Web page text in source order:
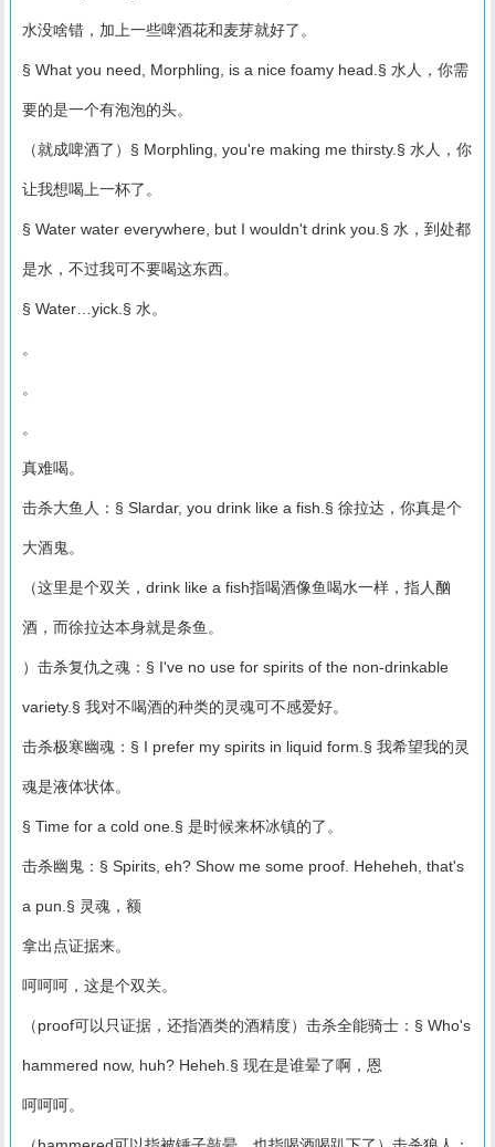
水没啥错，加上一些啤酒花和麦芽就好了。
§ What you need, Morphling, is a nice foamy head.§ 水人，你需
要的是一个有泡泡的头。
（就成啤酒了）§ Morphling, you're making me thirsty.§ 水人，你
让我想喝上一杯了。
§ Water water everywhere, but I wouldn't drink you.§ 水，到处都
是水，不过我可不要喝这东西。
§ Water…yick.§ 水。
。
。
。
真难喝。
击杀大鱼人：§ Slardar, you drink like a fish.§ 徐拉达，你真是个
大酒鬼。
（这里是个双关，drink like a fish指喝酒像鱼喝水一样，指人酗
酒，而徐拉达本身就是条鱼。
）击杀复仇之魂：§ I've no use for spirits of the non-drinkable
variety.§ 我对不喝酒的种类的灵魂可不感爱好。
击杀极寒幽魂：§ I prefer my spirits in liquid form.§ 我希望我的灵
魂是液体状体。
§ Time for a cold one.§ 是时候来杯冰镇的了。
击杀幽鬼：§ Spirits, eh? Show me some proof. Heheheh, that's
a pun.§ 灵魂，额
拿出点证据来。
呵呵呵，这是个双关。
（proof可以只证据，还指酒类的酒精度）击杀全能骑士：§ Who's
hammered now, huh? Heheh.§ 现在是谁晕了啊，恩
呵呵呵。